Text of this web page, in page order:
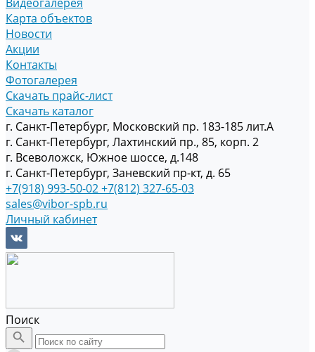
Карта объектов
Новости
Акции
Контакты
Фотогалерея
Скачать прайс-лист
Скачать каталог
г. Санкт-Петербург, Московский пр. 183-185 лит.А
г. Санкт-Петербург, Лахтинский пр., 85, корп. 2
г. Всеволожск, Южное шоссе, д.148
г. Санкт-Петербург, Заневский пр-кт, д. 65
+7(918) 993-50-02+7(812) 327-65-03
sales@vibor-spb.ru
Личный кабинет
Поиск